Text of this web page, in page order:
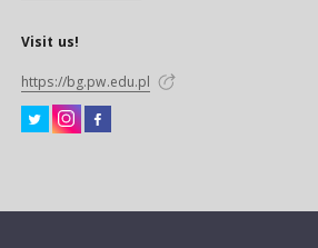
Visit us!
https://bg.pw.edu.pl